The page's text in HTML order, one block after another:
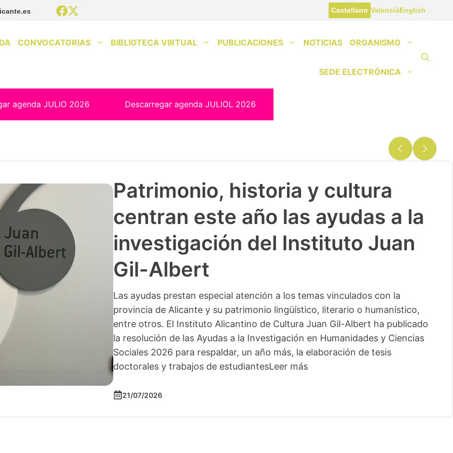
Castellano ValenciàEnglish
CONVOCATORIAS BIBLIOTECA VIRTUAL PUBLICACIONES NOTICIAS ORGANISMO
SEDE ELECTRÓNICA
agenda JULIO 2026 Descarregar agenda JULIOL 2026
Patrimonio, historia y cultura
centran este año las ayudas a la
investigación del Instituto Juan
Gil-Albert
Las ayudas prestan especial atención a los temas vinculados con la
provincia de Alicante y su patrimonio lingüístico, literario o humanístico,
entre otros. El Instituto Alicantino de Cultura Juan Gil-Albert ha publicado
la resolución de las Ayudas a la Investigación en Humanidades y Ciencias
Sociales 2026 para respaldar, un año más, la elaboración de tesis
doctorales y trabajos de estudiantesLeer más
21/07/2026